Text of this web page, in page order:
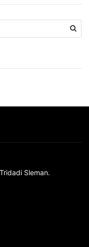
Sleman.